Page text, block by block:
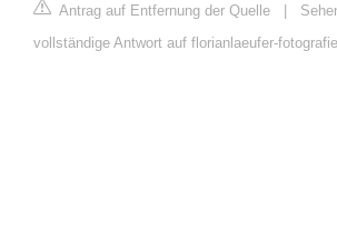
Antrag auf Entfernung der Quelle |
vollständige Antwort auf florianlaeufer-